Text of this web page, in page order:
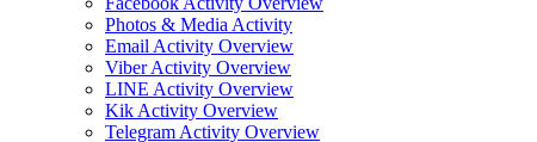
Photos & Media Activity
Email Activity Overview
Viber Activity Overview
LINE Activity Overview
Kik Activity Overview
Telegram Activity Overview